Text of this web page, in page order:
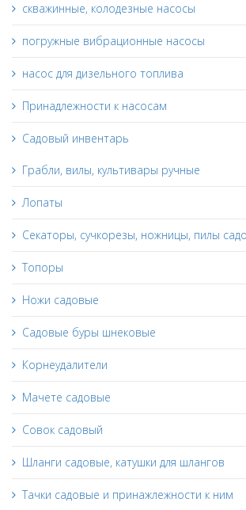
скважинные, колодезные насосы
погружные вибрационные насосы
насос для дизельного топлива
Принадлежности к насосам
Садовый инвентарь
Грабли, вилы, культивары ручные
Лопаты
Секаторы, сучкорезы, ножницы, пилы
Топоры
Ножи садовые
Садовые буры шнековые
Корнеудалители
Мачете садовые
Совок садовый
Шланги садовые, катушки для шлангов
Тачки садовые и принажлежности к ним